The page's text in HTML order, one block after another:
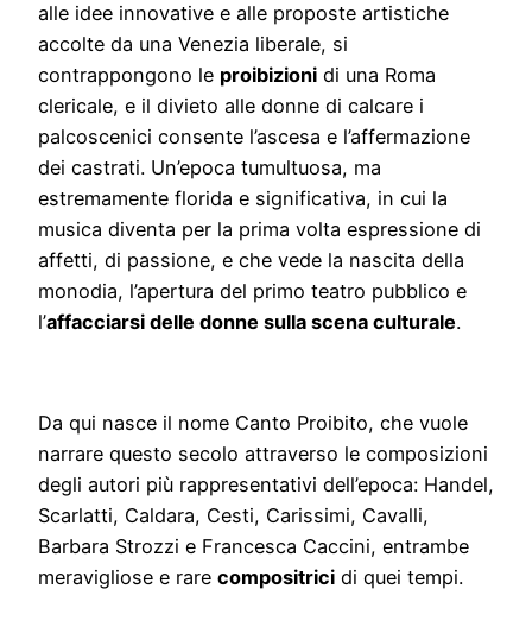
alle idee innovative e alle proposte artistiche
accolte da una Venezia liberale, si
contrappongono le proibizioni di una Roma
clericale, e il divieto alle donne di calcare i
palcoscenici consente l’ascesa e l’affermazione
dei castrati. Un’epoca tumultuosa, ma
estremamente florida e significativa, in cui la
musica diventa per la prima volta espressione di
affetti, di passione, e che vede la nascita della
monodia, l’apertura del primo teatro pubblico e
l’affacciarsi delle donne sulla scena culturale.
Da qui nasce il nome Canto Proibito, che vuole
narrare questo secolo attraverso le composizioni
degli autori più rappresentativi dell’epoca: Handel,
Scarlatti, Caldara, Cesti, Carissimi, Cavalli,
Barbara Strozzi e Francesca Caccini, entrambe
meravigliose e rare compositrici di quei tempi.